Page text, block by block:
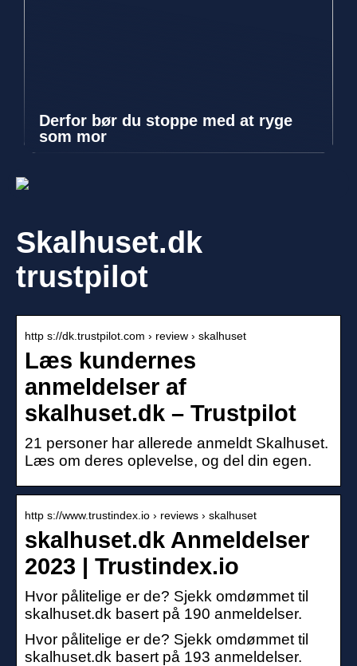
Derfor bør du stoppe med at ryge
som mor
Skalhuset.dk
trustpilot
http s://dk.trustpilot.com › review › skalhuset
Læs kundernes
anmeldelser af
skalhuset.dk – Trustpilot
21 personer har allerede anmeldt Skalhuset.
Læs om deres oplevelse, og del din egen.
http s://www.trustindex.io › reviews › skalhuset
skalhuset.dk Anmeldelser
2023 | Trustindex.io
Hvor pålitelige er de? Sjekk omdømmet til
skalhuset.dk basert på 190 anmeldelser.
Hvor pålitelige er de? Sjekk omdømmet til
skalhuset.dk basert på 193 anmeldelser.